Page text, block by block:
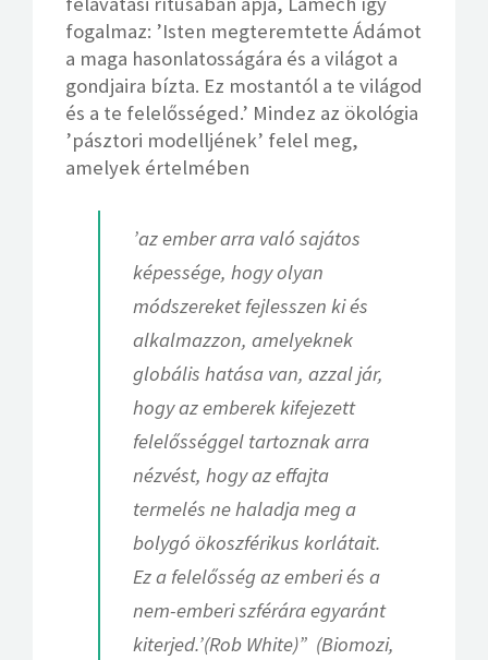
fogalmaz: ’Isten megteremtette Ádámot
a maga hasonlatosságára és a világot a
gondjaira bízta. Ez mostantól a te világod
és a te felelősséged.’ Mindez az ökológia
’pásztori modelljének’ felel meg,
amelyek értelmében
’az ember arra való sajátos
képessége, hogy olyan
módszereket fejlesszen ki és
alkalmazzon, amelyeknek
globális hatása van, azzal jár,
hogy az emberek kifejezett
felelősséggel tartoznak arra
nézvést, hogy az effajta
termelés ne haladja meg a
bolygó ökoszférikus korlátait.
Ez a felelősség az emberi és a
nem-emberi szférára egyaránt
kiterjed.’(Rob White)” (Biomozi,